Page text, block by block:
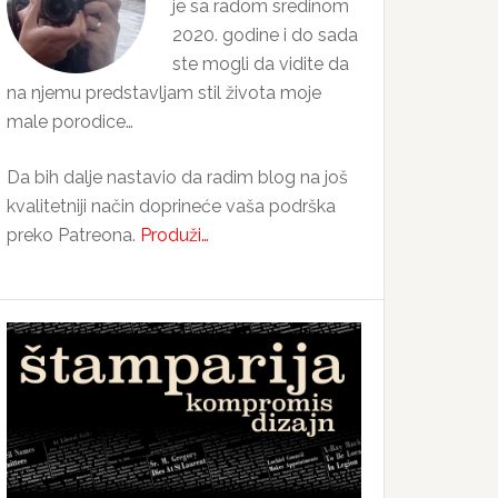
je sa radom sredinom
2020. godine i do sada
ste mogli da vidite da
na njemu predstavljam stil života moje
male porodice…
Da bih dalje nastavio da radim blog na još
kvalitetniji način doprineće vaša podrška
preko Patreona. Produži…